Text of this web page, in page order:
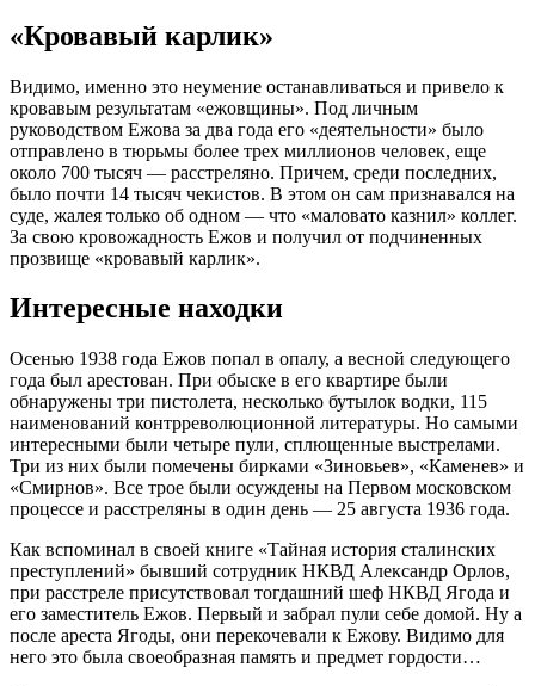
«Кровавый карлик»
Видимо, именно это неумение останавливаться и привело к
кровавым результатам «ежовщины». Под личным
руководством Ежова за два года его «деятельности» было
отправлено в тюрьмы более трех миллионов человек, еще
около 700 тысяч — расстреляно. Причем, среди последних,
было почти 14 тысяч чекистов. В этом он сам признавался на
суде, жалея только об одном — что «маловато казнил» коллег.
За свою кровожадность Ежов и получил от подчиненных
прозвище «кровавый карлик».
Интересные находки
Осенью 1938 года Ежов попал в опалу, а весной следующего
года был арестован. При обыске в его квартире были
обнаружены три пистолета, несколько бутылок водки, 115
наименований контрреволюционной литературы. Но самыми
интересными были четыре пули, сплющенные выстрелами.
Три из них были помечены бирками «Зиновьев», «Каменев» и
«Смирнов». Все трое были осуждены на Первом московском
процессе и расстреляны в один день — 25 августа 1936 года.
Как вспоминал в своей книге «Тайная история сталинских
преступлений» бывший сотрудник НКВД Александр Орлов,
при расстреле присутствовал тогдашний шеф НКВД Ягода и
его заместитель Ежов. Первый и забрал пули себе домой. Ну а
после ареста Ягоды, они перекочевали к Ежову. Видимо для
него это была своеобразная память и предмет гордости…